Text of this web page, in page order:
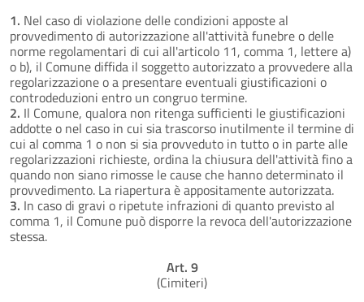
1. Nel caso di violazione delle condizioni apposte al
provvedimento di autorizzazione all'attività funebre o delle
norme regolamentari di cui all'articolo 11, comma 1, lettere a)
o b), il Comune diffida il soggetto autorizzato a provvedere alla
regolarizzazione o a presentare eventuali giustificazioni o
controdeduzioni entro un congruo termine.
2. Il Comune, qualora non ritenga sufficienti le giustificazioni
addotte o nel caso in cui sia trascorso inutilmente il termine di
cui al comma 1 o non si sia provveduto in tutto o in parte alle
regolarizzazioni richieste, ordina la chiusura dell'attività fino a
quando non siano rimosse le cause che hanno determinato il
provvedimento. La riapertura è appositamente autorizzata.
3. In caso di gravi o ripetute infrazioni di quanto previsto al
comma 1, il Comune può disporre la revoca dell'autorizzazione
stessa.
Art. 9
(Cimiteri)